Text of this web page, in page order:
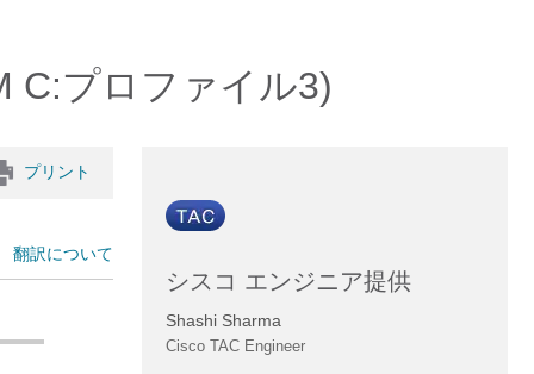
C:プロファイル3)
プリント
翻訳について
シスコ エンジニア提供
Shashi Sharma
Cisco TAC Engineer